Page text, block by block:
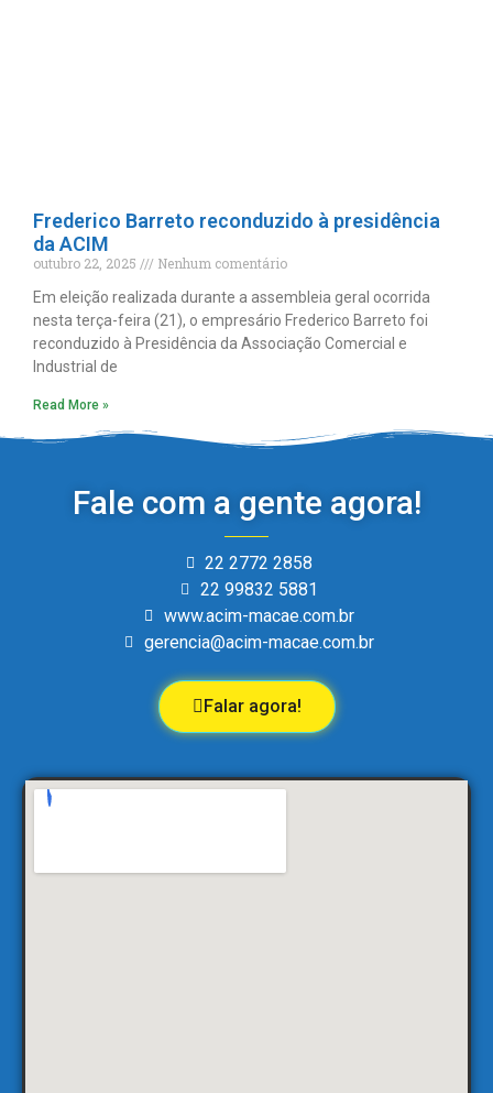
Frederico Barreto reconduzido à presidência
da ACIM
outubro 22, 2025
Nenhum comentário
Em eleição realizada durante a assembleia geral ocorrida
nesta terça-feira (21), o empresário Frederico Barreto foi
reconduzido à Presidência da Associação Comercial e
Industrial de
Read More »
Fale com a gente agora!
22 2772 2858
22 99832 5881
www.acim-macae.com.br
gerencia@acim-macae.com.br
Falar agora!